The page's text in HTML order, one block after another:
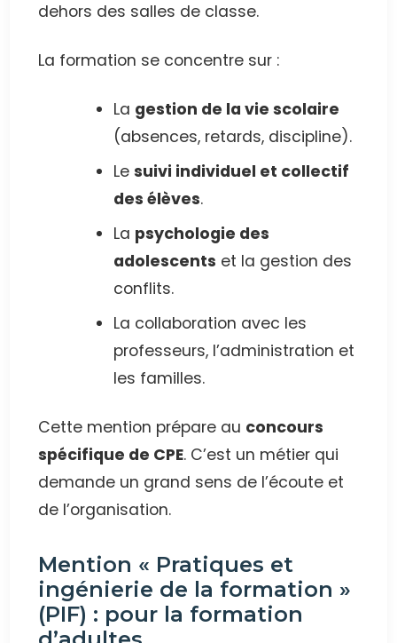
dehors des salles de classe.
La formation se concentre sur :
La gestion de la vie scolaire
(absences, retards, discipline).
Le suivi individuel et collectif
des élèves.
La psychologie des
adolescents et la gestion des
conflits.
La collaboration avec les
professeurs, l’administration et
les familles.
Cette mention prépare au concours
spécifique de CPE. C’est un métier qui
demande un grand sens de l’écoute et
de l’organisation.
Mention « Pratiques et
ingénierie de la formation »
(PIF) : pour la formation